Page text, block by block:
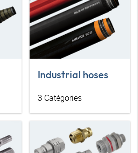
Industrial hoses
3 Catégories